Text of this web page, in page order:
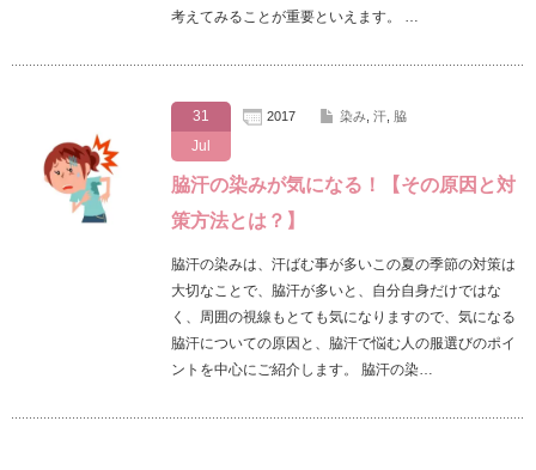
考えてみることが重要といえます。 …
31
Jul
2017 染み, 汗, 脇
脇汗の染みが気になる！【その原因と対
策方法とは？】
脇汗の染みは、汗ばむ事が多いこの夏の季節の対策は
大切なことで、脇汗が多いと、自分自身だけではな
く、周囲の視線もとても気になりますので、気になる
脇汗についての原因と、脇汗で悩む人の服選びのポイ
ントを中心にご紹介します。 脇汗の染…